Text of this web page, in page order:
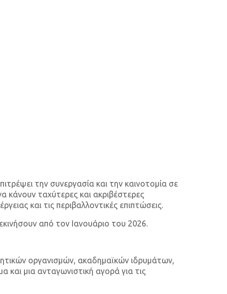
την συνεργασία και την καινοτομία σε
κάνουν ταχύτερες και ακριβέστερες
και τις περιβαλλοντικές επιπτώσεις.
από τον Ιανουάριο του 2026.
οργανισμών, ακαδημαϊκών ιδρυμάτων,
μια ανταγωνιστική αγορά για τις